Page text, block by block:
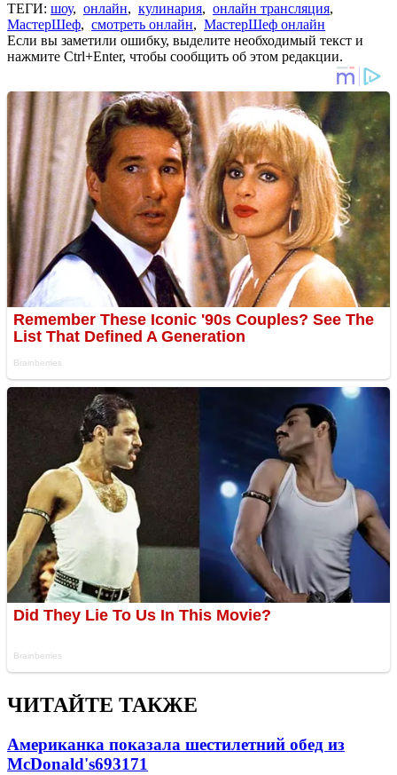
ТЕГИ: шоу, онлайн, кулинария, онлайн трансляция,
МастерШеф, смотреть онлайн, МастерШеф онлайн
Если вы заметили ошибку, выделите необходимый текст и
нажмите Ctrl+Enter, чтобы сообщить об этом редакции.
ЧИТАЙТЕ ТАКЖЕ
Американка показала шестилетний обед из
McDonald's693171